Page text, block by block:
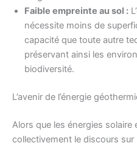
Faible empreinte au sol :
nécessite moins de
capacité que toute autre
préservant ainsi les
biodiversité.
L’avenir de l’énergie
Alors que les énergies
collectivement le discours sur